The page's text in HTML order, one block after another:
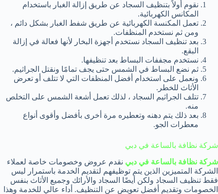
نقوم أولاً بتنظيف السجاد عن طريق إزالة الغبار باستخدام
المكانس الكهربائية.
تعمل المكنسة الكهربائية عن طريق شفط الغبار بشكل دائم ،
ومن ثم نستخدم المنظفات.
بعد تنظيف السجاد نستخدم أجهزة البخار لأنها فعالة في إزالة
البقع.
نستخدم مجففات البساط بعد تنظيفها.
ثم نضع البساط في الشمس حتى يجف تمامًا ونقتل الجراثيم.
ونعمل على استخدام أفضل المنظفات التي لا تتلف أو تعرض
الأثاث للخطر.
تتلف الجراثيم السجاد ، لذلك تعمل أشعة الشمس على التخلص
منه.
بعد ذلك يتم دهنه وتعطيره مرة أخرى بأفضل وأقوى أنواع
معطرات الجو.
شركة نظافة بالساعة في دبي
شركة نظافة بالساعة في دبي نقدم عروض وخصومات خاصة لعملاء
الشركة المتميزين الذين يتم توظيفهم لتقديم الخدمة باستمرار ليس
فقط تنظيف السجاد ولكن أيضًا السجاد والأرائك وجميع الأثاث بنفس
الخصومات وتقديم أفضل تعويض عن التنظيف. أداء عالي للخدمة وهذا